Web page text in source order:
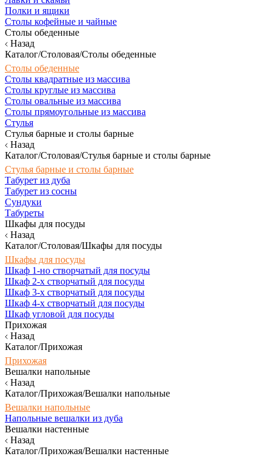
Полки и ящики
Столы кофейные и чайные
Столы обеденные
Назад
Каталог/Столовая/Столы обеденные
Столы обеденные
Столы квадратные из массива
Столы круглые из массива
Столы овальные из массива
Столы прямоугольные из массива
Стулья
Стулья барные и столы барные
Назад
Каталог/Столовая/Стулья барные и столы барные
Стулья барные и столы барные
Табурет из дуба
Табурет из сосны
Сундуки
Табуреты
Шкафы для посуды
Назад
Каталог/Столовая/Шкафы для посуды
Шкафы для посуды
Шкаф 1-но створчатый для посуды
Шкаф 2-х створчатый для посуды
Шкаф 3-х створчатый для посуды
Шкаф 4-х створчатый для посуды
Шкаф угловой для посуды
Прихожая
Назад
Каталог/Прихожая
Прихожая
Вешалки напольные
Назад
Каталог/Прихожая/Вешалки напольные
Вешалки напольные
Напольные вешалки из дуба
Вешалки настенные
Назад
Каталог/Прихожая/Вешалки настенные